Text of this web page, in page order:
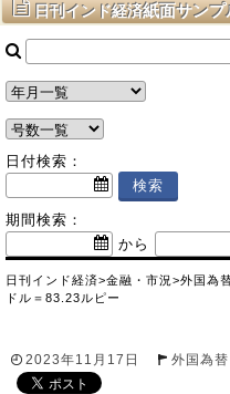
日刊インド経済紙面サンプ
日付検索：
期間検索：
から
日刊インド経済>金融・市況 >外国為
ドル＝83.23ルピー
2023年11月17日 外国為替